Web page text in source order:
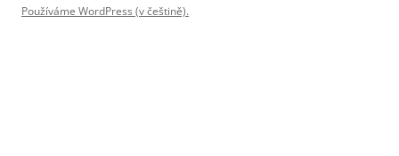
Používáme WordPress (v češtině).